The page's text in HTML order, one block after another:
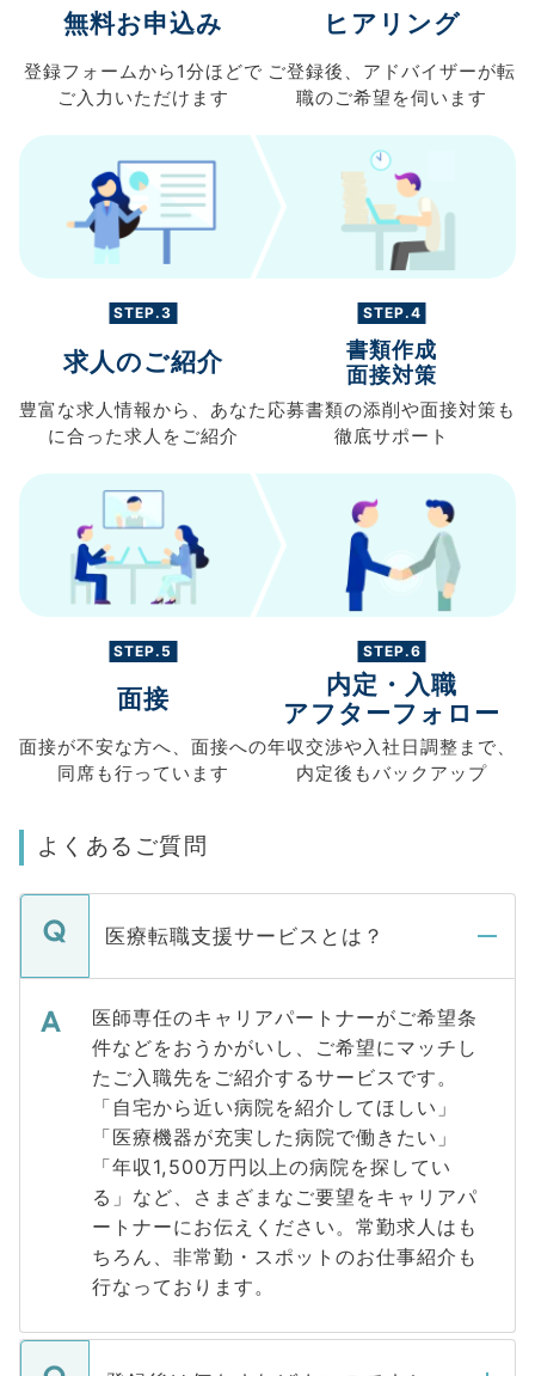
無料お申込み
登録フォームから 1分ほどで
ご入力 いただけます
ヒアリング
ご登録後、 アドバイザーが転
職のご希望を伺います
STEP.3
求人のご紹介
豊富な求人情報から、 あなた
に合った求人を ご紹介
STEP.4
書類作成
面接対策
応募書類の添削や面接対策も
徹底サポート
STEP.5
面接
面接が不安な方へ、 面接への
同席も行っています
STEP.6
内定・入職
アフターフォロー
年収交渉や入社日調整まで、
内定後もバックアップ
よくあるご質問
医療転職支援サービスとは？
医師専任のキャリアパートナーがご希望条
件などをおうかがいし、ご希望にマッチし
たご入職先をご紹介するサービスです。
「自宅から近い病院を紹介してほしい」
「医療機器が充実した病院で働きたい」
「年収1,500万円以上の病院を探してい
る」など、さまざまなご要望をキャリアパ
ートナーにお伝えください。常勤求人はも
ちろん、非常勤・スポットのお仕事紹介も
行なっております。